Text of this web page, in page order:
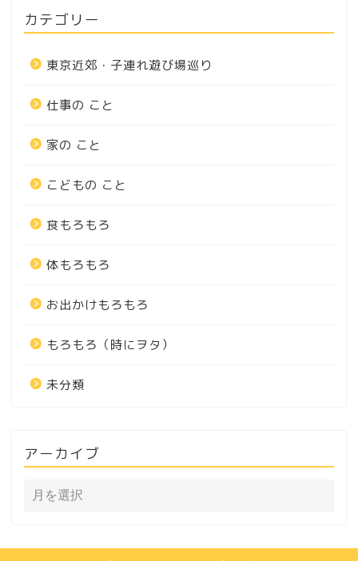
カテゴリー
東京近郊・子連れ遊び場巡り
仕事の こと
家の こと
こどもの こと
食もろもろ
体もろもろ
お出かけもろもろ
もろもろ（時にヲタ）
未分類
アーカイブ